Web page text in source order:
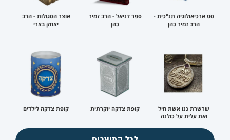
סט ארכיאולוגיה תנ"כית -
הרב זמיר כהן
ספר דניאל - הרב זמיר
כהן
אוצר הסגולות - הרב
יצחק בצרי
שרשרת ננו אשת חיל
ואת עלית על כולנה
קופת צדקה יוקרתית קופת צדקה לילדים